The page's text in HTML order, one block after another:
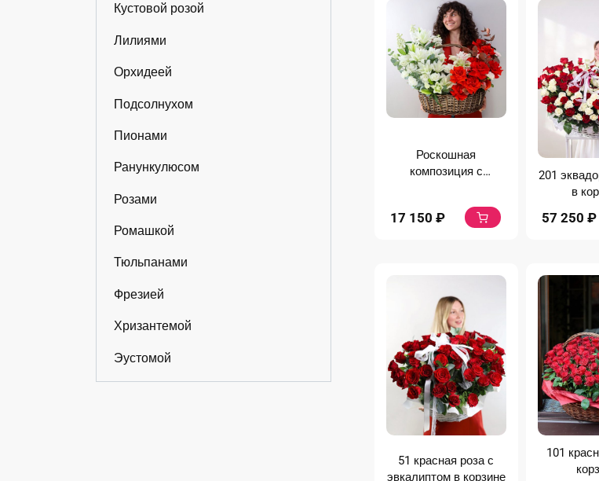
Роскошная
композиция с
лилиями
17 150 ₽
201
в
57 250 ₽
51 красная роза с
эвкалиптом в корзине
101
Кустовой розой
Лилиями
Орхидеей
Подсолнухом
Пионами
Ранункулюсом
Розами
Ромашкой
Тюльпанами
Фрезией
Хризантемой
Эустомой